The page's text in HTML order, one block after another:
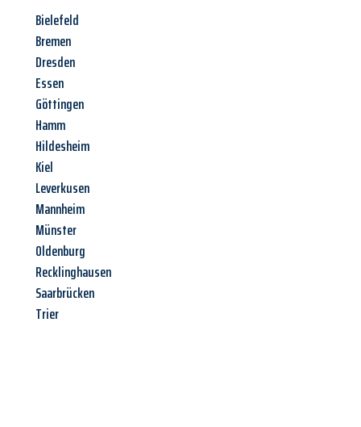
Bielefeld
Bremen
Dresden
Essen
Göttingen
Hamm
Hildesheim
Kiel
Leverkusen
Mannheim
Münster
Oldenburg
Recklinghausen
Saarbrücken
Trier